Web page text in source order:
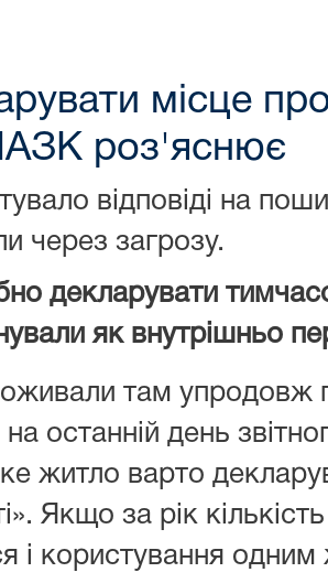
місце
роз'яснює
відповіді на
через загрозу.
декларувати
як внутрішньо
там упродовж
останній день
житло варто
Якщо за рік
і користування